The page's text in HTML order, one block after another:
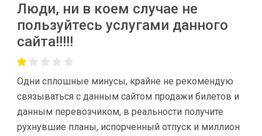
Люди, ни в коем случае не
пользуйтесь услугами данного
сайта!!!!!
Одни сплошные минусы, крайне не рекомендую
связываться с данным сайтом продажи билетов и
данным перевозчиком, в реальности получите
рухнувшие планы, испорченный отпуск и миллион